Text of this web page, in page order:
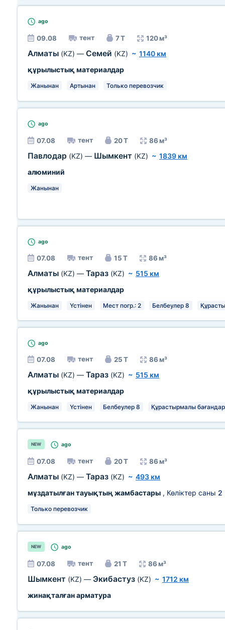
ago
09.08 тент 7 Т 120 м³
Алматы (KZ) — Семей (KZ) ~ 1140 км
құрылыстық материалдар
Жанынан Артынан Только перевозчик
ago
07.08 тент 20 Т 86 м³
Павлодар (KZ) — Шымкент (KZ) ~ 1839 км
алюминий
Жанынан
ago
07.08 тент 15 Т 86 м³
Алматы (KZ) — Тараз (KZ) ~ 515 км
құрылыстық материалдар
Жанынан Үстінен Мест погр.: 2 Белбеулер 8
ago
07.08 тент 25 Т 86 м³
Алматы (KZ) — Тараз (KZ) ~ 515 км
құрылыстық материалдар
Жанынан Үстінен Белбеулер 8 Құрастырмалы бағандар
NEW ago
07.08 тент 20 Т 86 м³
Алматы (KZ) — Тараз (KZ) ~ 493 км
мұздатылған тауықтың жамбастары , Көліктер саны 2
Только перевозчик
NEW ago
07.08 тент 21 Т 86 м³
Шымкент (KZ) — Экибастуз (KZ) ~ 1712 км
жинақталған арматура